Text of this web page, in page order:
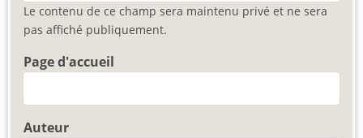
Le contenu de ce champ sera maintenu privé et ne sera
pas affiché publiquement.
Page d'accueil
Auteur